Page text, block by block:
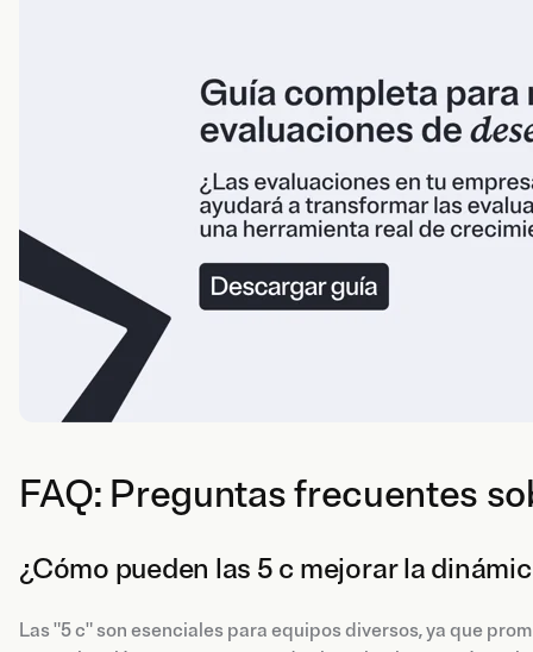
FAQ: Preguntas frecuentes
¿Cómo pueden las 5 c mejorar la
Las "5 c" son esenciales para equipos diversos, ya que